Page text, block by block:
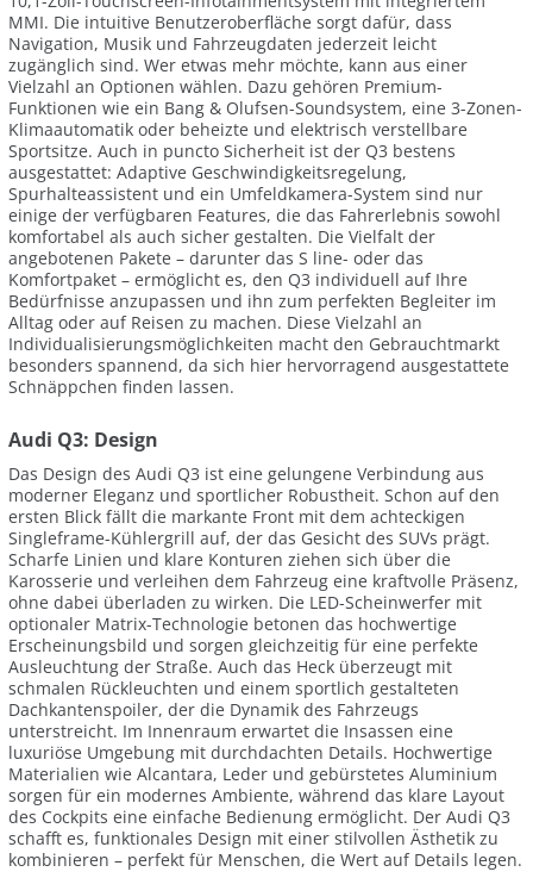
MMI. Die intuitive Benutzeroberfläche sorgt dafür, dass
Navigation, Musik und Fahrzeugdaten jederzeit leicht
zugänglich sind. Wer etwas mehr möchte, kann aus einer
Vielzahl an Optionen wählen. Dazu gehören Premium-
Funktionen wie ein Bang & Olufsen-Soundsystem, eine 3-Zonen-
Klimaautomatik oder beheizte und elektrisch verstellbare
Sportsitze. Auch in puncto Sicherheit ist der Q3 bestens
ausgestattet: Adaptive Geschwindigkeitsregelung,
Spurhalteassistent und ein Umfeldkamera-System sind nur
einige der verfügbaren Features, die das Fahrerlebnis sowohl
komfortabel als auch sicher gestalten. Die Vielfalt der
angebotenen Pakete – darunter das S line- oder das
Komfortpaket – ermöglicht es, den Q3 individuell auf Ihre
Bedürfnisse anzupassen und ihn zum perfekten Begleiter im
Alltag oder auf Reisen zu machen. Diese Vielzahl an
Individualisierungsmöglichkeiten macht den Gebrauchtmarkt
besonders spannend, da sich hier hervorragend ausgestattete
Schnäppchen finden lassen.
Audi Q3: Design
Das Design des Audi Q3 ist eine gelungene Verbindung aus
moderner Eleganz und sportlicher Robustheit. Schon auf den
ersten Blick fällt die markante Front mit dem achteckigen
Singleframe-Kühlergrill auf, der das Gesicht des SUVs prägt.
Scharfe Linien und klare Konturen ziehen sich über die
Karosserie und verleihen dem Fahrzeug eine kraftvolle Präsenz,
ohne dabei überladen zu wirken. Die LED-Scheinwerfer mit
optionaler Matrix-Technologie betonen das hochwertige
Erscheinungsbild und sorgen gleichzeitig für eine perfekte
Ausleuchtung der Straße. Auch das Heck überzeugt mit
schmalen Rückleuchten und einem sportlich gestalteten
Dachkantenspoiler, der die Dynamik des Fahrzeugs
unterstreicht. Im Innenraum erwartet die Insassen eine
luxuriöse Umgebung mit durchdachten Details. Hochwertige
Materialien wie Alcantara, Leder und gebürstetes Aluminium
sorgen für ein modernes Ambiente, während das klare Layout
des Cockpits eine einfache Bedienung ermöglicht. Der Audi Q3
schafft es, funktionales Design mit einer stilvollen Ästhetik zu
kombinieren – perfekt für Menschen, die Wert auf Details legen.